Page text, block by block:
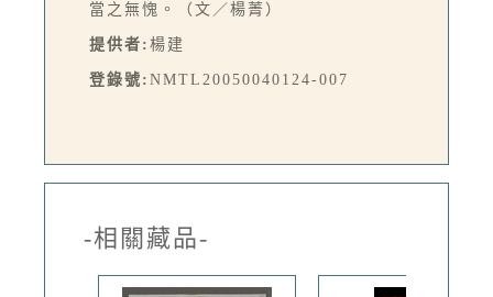
當之無愧。（文／楊菁）
提供者: 楊建
登錄號: NMTL20050040124-007
-相關藏品-